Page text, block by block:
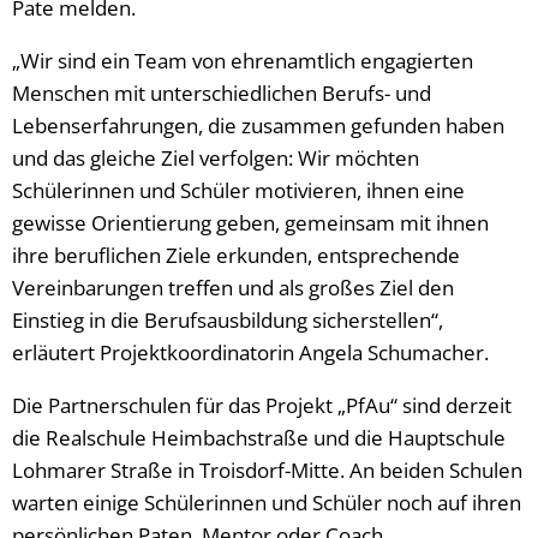
Pate melden.
„Wir sind ein Team von ehrenamtlich engagierten
Menschen mit unterschiedlichen Berufs- und
Lebenserfahrungen, die zusammen gefunden haben
und das gleiche Ziel verfolgen: Wir möchten
Schülerinnen und Schüler motivieren, ihnen eine
gewisse Orientierung geben, gemeinsam mit ihnen
ihre beruflichen Ziele erkunden, entsprechende
Vereinbarungen treffen und als großes Ziel den
Einstieg in die Berufsausbildung sicherstellen“,
erläutert Projektkoordinatorin Angela Schumacher.
Die Partnerschulen für das Projekt „PfAu“ sind derzeit
die Realschule Heimbachstraße und die Hauptschule
Lohmarer Straße in Troisdorf-Mitte. An beiden Schulen
warten einige Schülerinnen und Schüler noch auf ihren